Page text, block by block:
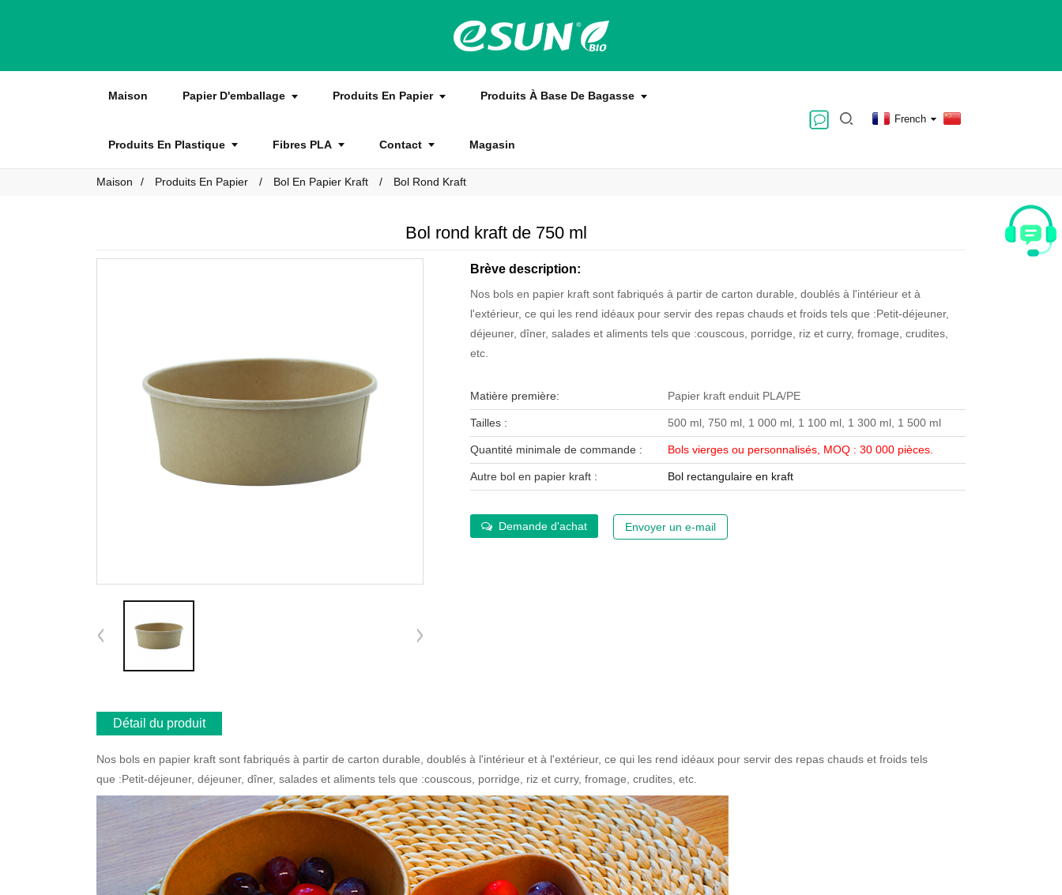
Maison Papier D'emballage Produits En Papier Produits À Base De Bagasse
Produits En Plastique Fibres PLA Contact Magasin
French
Maison Produits En Papier Bol En Papier Kraft Bol Rond Kraft
Bol rond kraft de 750 ml
Brève description:
Nos bols en papier kraft sont fabriqués à partir de carton durable, doublés à l'intérieur et à
l'extérieur, ce qui les rend idéaux pour servir des repas chauds et froids tels que :Petit-déjeuner,
déjeuner, dîner, salades et aliments tels que :couscous, porridge, riz et curry, fromage, crudites,
etc.
Matière première: Papier kraft enduit PLA/PE
Tailles : 500 ml, 750 ml, 1 000 ml, 1 100 ml, 1 300 ml, 1 500 ml
Quantité minimale de commande : Bols vierges ou personnalisés, MOQ : 30 000 pièces.
Autre bol en papier kraft : Bol rectangulaire en kraft
Demande d'achat Envoyer un e-mail
Détail du produit
Nos bols en papier kraft sont fabriqués à partir de carton durable, doublés à l'intérieur et à l'extérieur, ce qui les rend idéaux pour servir des repas chauds et froids tels
que :Petit-déjeuner, déjeuner, dîner, salades et aliments tels que :couscous, porridge, riz et curry, fromage, crudites, etc.